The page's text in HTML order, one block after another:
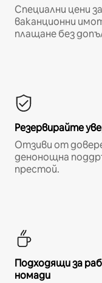
Специални цени
ваканционни
плащане без
Резервирайте
Отзиви от
денонощна
престой.
Подходящи за
номади